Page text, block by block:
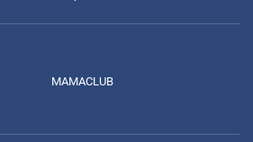
MAMACLUB